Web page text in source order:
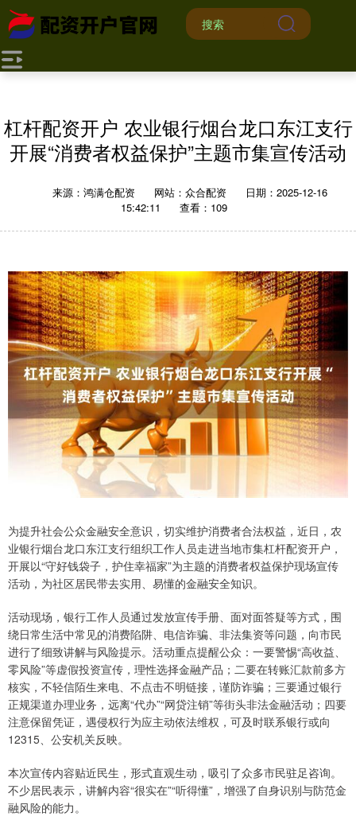
杠杆配资开户 农业银行烟台龙口东江支行
开展“消费者权益保护”主题市集宣传活动
来源：鸿满仓配资 网站：众合配资
日期：2025-12-16
15:42:11
查看：109
为提升社会公众金融安全意识，切实维护消费者合法权益，近日，农
业银行烟台龙口东江支行组织工作人员走进当地市集杠杆配资开户，
开展以“守好钱袋子，护住幸福家”为主题的消费者权益保护现场宣传
活动，为社区居民带去实用、易懂的金融安全知识。
活动现场，银行工作人员通过发放宣传手册、面对面答疑等方式，围
绕日常生活中常见的消费陷阱、电信诈骗、非法集资等问题，向市民
进行了细致讲解与风险提示。活动重点提醒公众：一要警惕“高收益、
零风险”等虚假投资宣传，理性选择金融产品；二要在转账汇款前多方
核实，不轻信陌生来电、不点击不明链接，谨防诈骗；三要通过银行
正规渠道办理业务，远离“代办”“网贷注销”等街头非法金融活动；四要
注意保留凭证，遇侵权行为应主动依法维权，可及时联系银行或向
12315、公安机关反映。
本次宣传内容贴近民生，形式直观生动，吸引了众多市民驻足咨询。
不少居民表示，讲解内容“很实在”“听得懂”，增强了自身识别与防范金
融风险的能力。